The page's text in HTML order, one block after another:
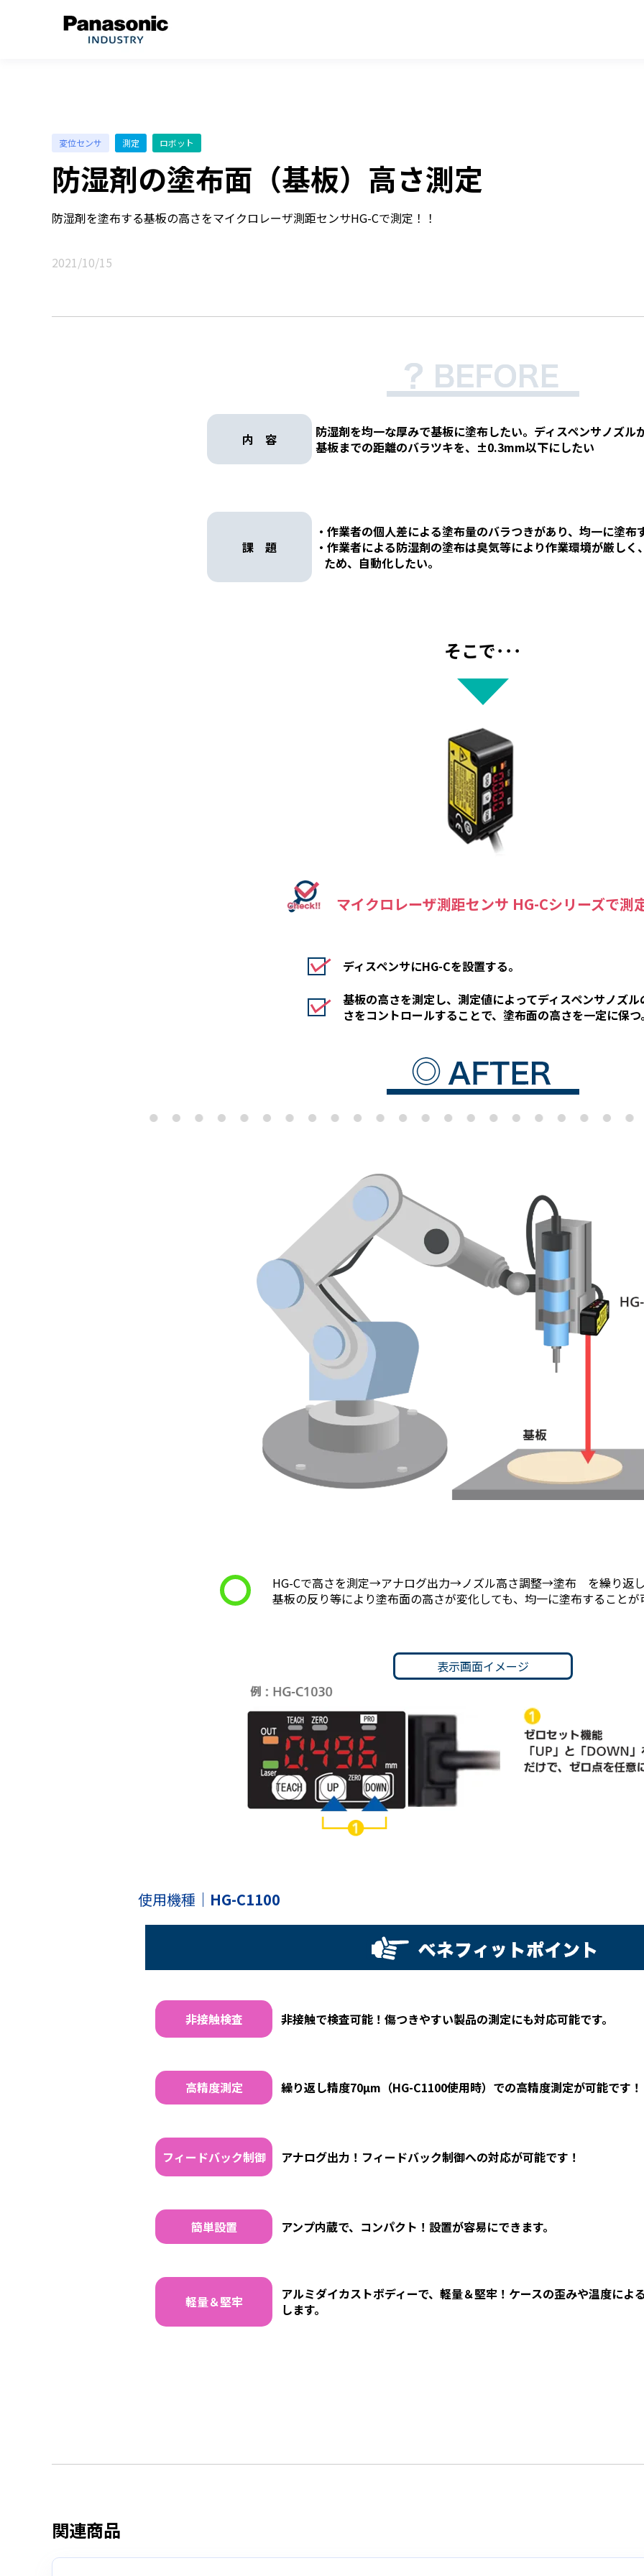
変位センサ 測定 ロボット
防湿剤の塗布面（基板）高さ測定
防湿剤を塗布する基板の高さをマイクロレーザ測距センサHG-Cで測定！！
2021/10/15
内 容
防湿剤を均一な厚みで基板に塗布したい。ディスペンサノズル
基板までの距離のバラツキを、±0.3mm以下にしたい
課 題
・作業者の個人差による塗布量のバラつきがあり、均一に塗布
・作業者による防湿剤の塗布は臭気等により作業環境が厳しく
ため、自動化したい。
そこで･･･
マイクロレーザ測距センサ HG-Cシリーズで測
ディスペンサにHG-Cを設置する。
基板の高さを測定し、測定値によってディスペンサノズル
さをコントロールすることで、塗布面の高さを一定に保つ
HG-Cで高さを測定→アナログ出力→ノズル高さ調整→塗布 を繰り返
基板の反り等により塗布面の高さが変化しても、均一に塗布すること
表示画面イメージ
使用機種 ｜ HG-C1100
非接触検査 非接触で検査可能！傷つきやすい製品の測定にも対応可能です。
高精度測定 繰り返し精度70μm（HG-C1100使用時）での高精度測定が可能です！
フィードバック制御 アナログ出力！フィードバック制御への対応が可能です！
簡単設置 アンプ内蔵で、コンパクト！設置が容易にできます。
軽量＆堅牢
アルミダイカストボディーで、軽量＆堅牢！ケースの歪みや温度によ
します。
関連商品